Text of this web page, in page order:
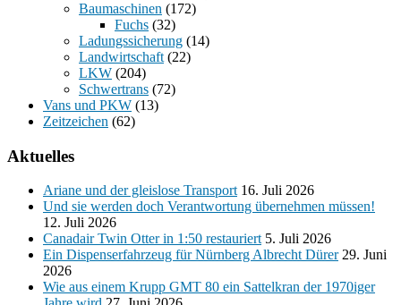
Baumaschinen (172)
Fuchs (32)
Ladungssicherung (14)
Landwirtschaft (22)
LKW (204)
Schwertrans (72)
Vans und PKW (13)
Zeitzeichen (62)
Aktuelles
Ariane und der gleislose Transport 16. Juli 2026
Und sie werden doch Verantwortung übernehmen müssen!
12. Juli 2026
Canadair Twin Otter in 1:50 restauriert 5. Juli 2026
Ein Dispenserfahrzeug für Nürnberg Albrecht Dürer 29. Juni
2026
Wie aus einem Krupp GMT 80 ein Sattelkran der 1970iger